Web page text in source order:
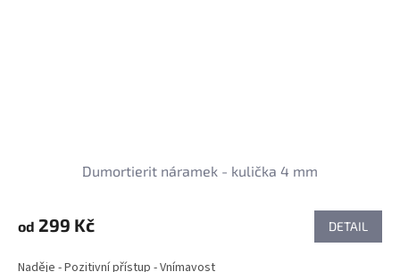
Dumortierit náramek - kulička 4 mm
od 299 Kč DETAIL
Naděje - Pozitivní přístup - Vnímavost